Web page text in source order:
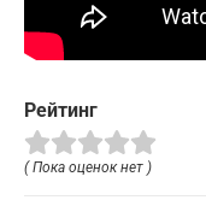
Рейтинг
( Пока оценок нет )